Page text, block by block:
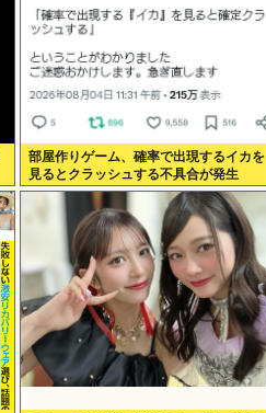
部屋作りゲーム、確率で出現するイカを
見るとクラッシュする不具合が発生